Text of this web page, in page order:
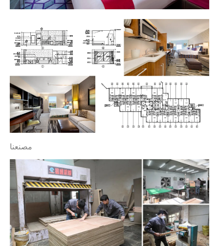
مصنعنا